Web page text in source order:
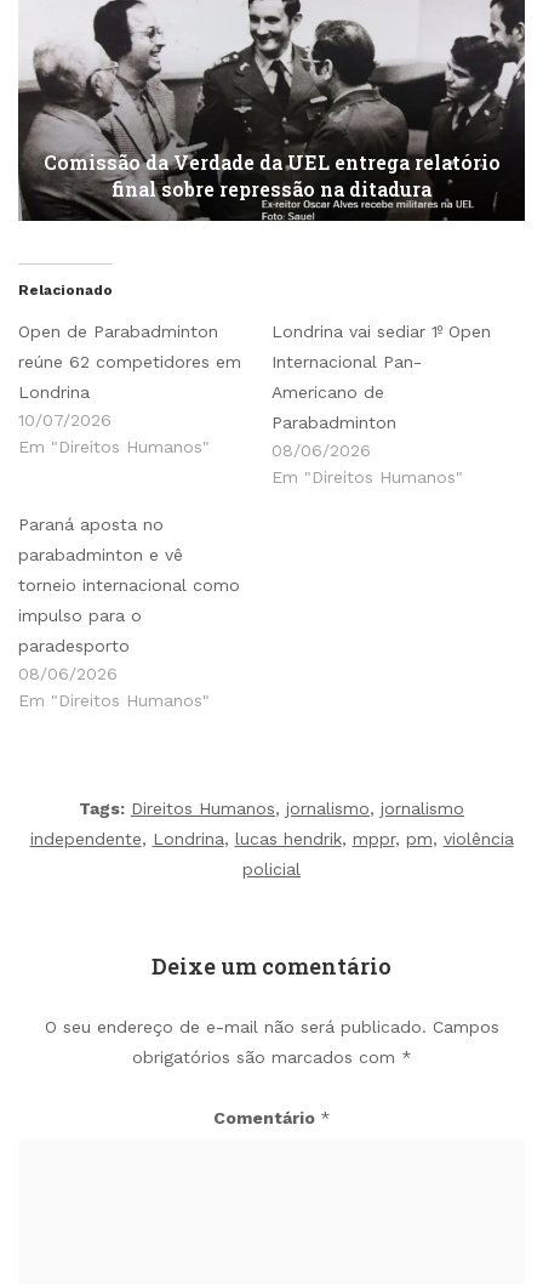
Comissão da Verdade da UEL entrega relatório
final sobre repressão na ditadura
Relacionado
Open de Parabadminton
reúne 62 competidores em
Londrina
10/07/2026
Em "Direitos Humanos"
Londrina vai sediar 1º Open
Internacional Pan-
Americano de
Parabadminton
08/06/2026
Em "Direitos Humanos"
Paraná aposta no
parabadminton e vê
torneio internacional como
impulso para o
paradesporto
08/06/2026
Em "Direitos Humanos"
Tags: Direitos Humanos, jornalismo, jornalismo
independente, Londrina, lucas hendrik, mppr, pm, violência
policial
Deixe um comentário
O seu endereço de e-mail não será publicado. Campos
obrigatórios são marcados com *
Comentário *